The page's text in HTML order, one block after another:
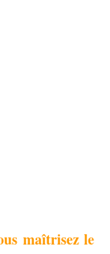
maîtrisez le